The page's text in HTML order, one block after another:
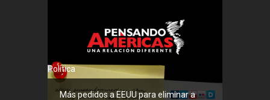
Política
Más pedidos a EEUU para eliminar a